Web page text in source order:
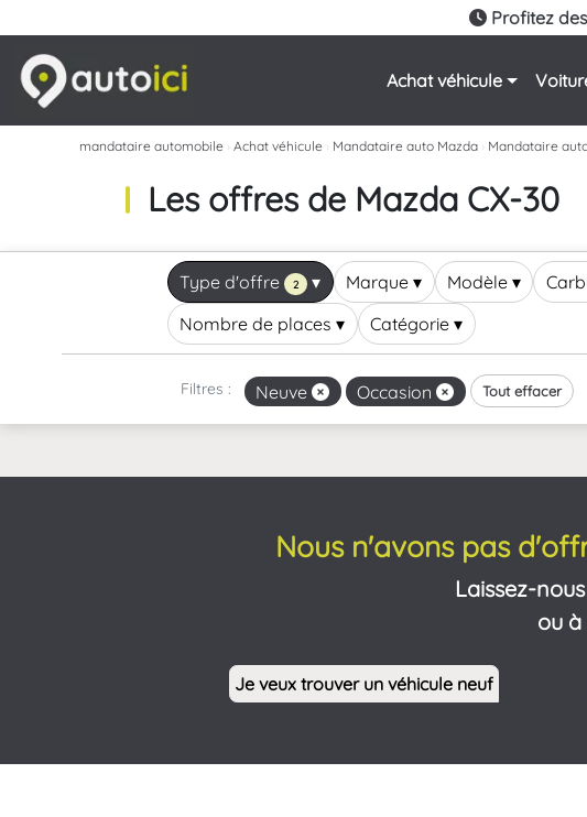
Profitez
Achat véhicule
mandataire automobile › Achat véhicule › Mandataire auto Mazda › Mandataire
Les offres de Mazda CX-30
Type d'offre 2 ▾ Marque▾ Modèle ▾
Nombre de places▾ Catégorie▾
Filtres : Neuve Occasion Tout effacer
Nous n'avons pas
Laissez-
ou
Je veux trouver un véhicule neuf